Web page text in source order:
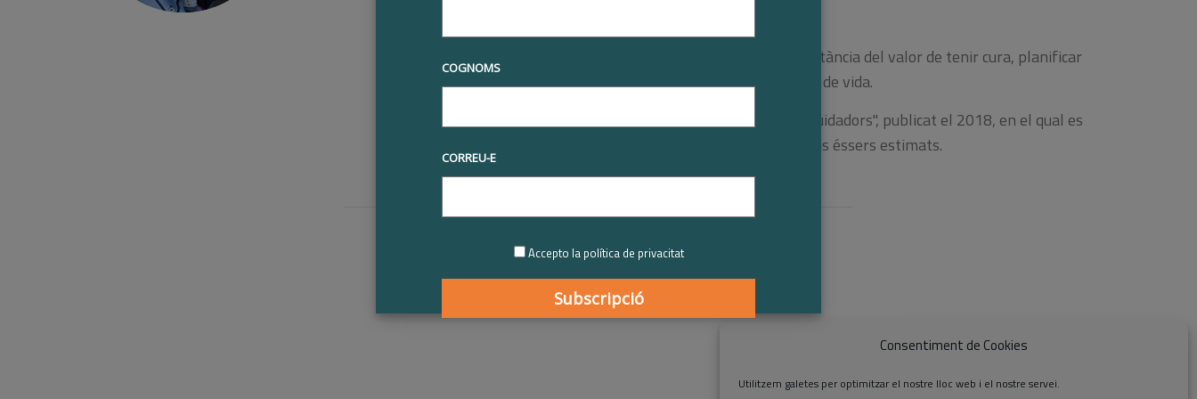
Consentiment de Cookies
Utilitzem galetes per optimitzar el nostre lloc web i el nostre servei.
Des de 2012 comparteixo les meves reflexions sobre la importància del valor de tenir cura, planificar
l'etapa final de la vida i trencar el tabú de la mort al blog Cata de vida.
Soc coautor del llibre "Cuida't. Quinze vivències personals de cuidadors", publicat el 2018, en el qual es
dona veu a històries reals de persones que tenen cura dels seus éssers estimats.
COGNOMS
CORREU-E
Accepto la política de privacitat